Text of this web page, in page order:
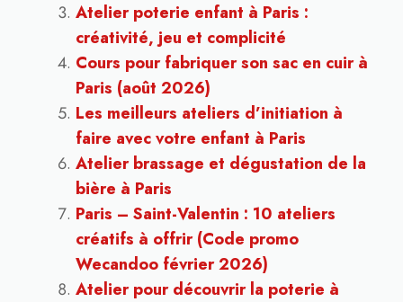
Atelier poterie enfant à Paris :
créativité, jeu et complicité
Cours pour fabriquer son sac en cuir à
Paris (août 2026)
Les meilleurs ateliers d’initiation à
faire avec votre enfant à Paris
Atelier brassage et dégustation de la
bière à Paris
Paris – Saint-Valentin : 10 ateliers
créatifs à offrir (Code promo
Wecandoo février 2026)
Atelier pour découvrir la poterie à